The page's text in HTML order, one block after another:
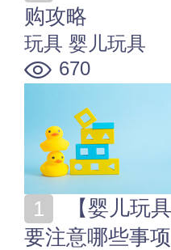
购攻略
玩具 婴儿玩具
670
要注意哪些事项